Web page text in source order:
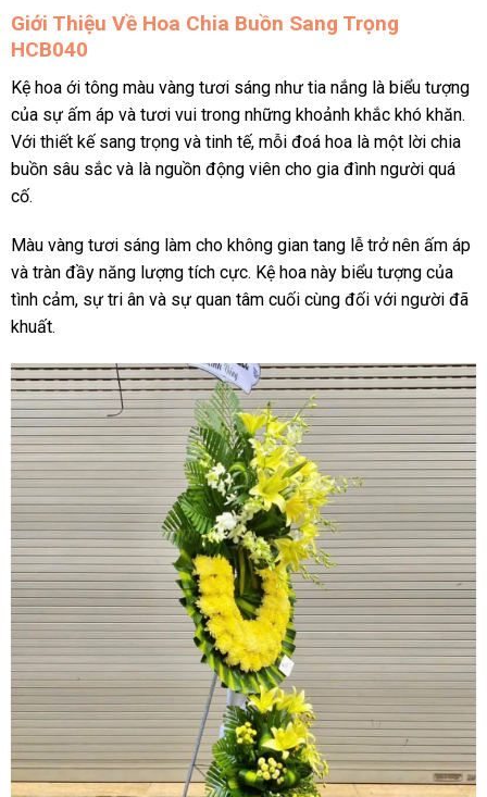
Giới Thiệu Về Hoa Chia Buồn Sang Trọng
HCB040
Kệ hoa ới tông màu vàng tươi sáng như tia nắng là biểu tượng
của sự ấm áp và tươi vui trong những khoảnh khắc khó khăn.
Với thiết kế sang trọng và tinh tế, mỗi đoá hoa là một lời chia
buồn sâu sắc và là nguồn động viên cho gia đình người quá
cố.
Màu vàng tươi sáng làm cho không gian tang lễ trở nên ấm áp
và tràn đầy năng lượng tích cực. Kệ hoa này biểu tượng của
tình cảm, sự tri ân và sự quan tâm cuối cùng đối với người đã
khuất.